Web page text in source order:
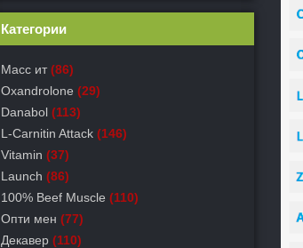
Категории
Масс ит (86)
Oxandrolone (29)
Danabol (113)
L-Carnitin Attack (146)
Vitamin (37)
Launch (86)
100% Beef Muscle (110)
Опти мен (77)
Декавер (110)